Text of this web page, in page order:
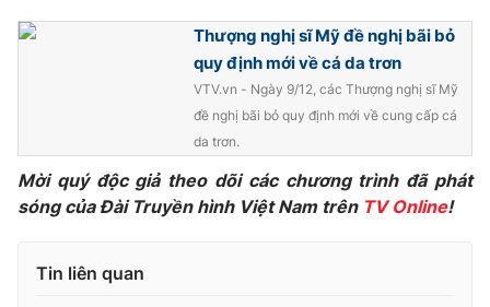
VTV Sức khoẻ Bất động sản
Tấm lòng Việt
VTV4 Vươn mình bằng AI
Thượng nghị sĩ Mỹ đề nghị bãi bỏ
quy định mới về cá da trơn
VTV.vn - Ngày 9/12, các Thượng nghị sĩ Mỹ
đề nghị bãi bỏ quy định mới về cung cấp cá
da trơn.
Mời quý độc giả theo dõi các chương trình đã phát
sóng của Đài Truyền hình Việt Nam trên TV Online!
Tin liên quan